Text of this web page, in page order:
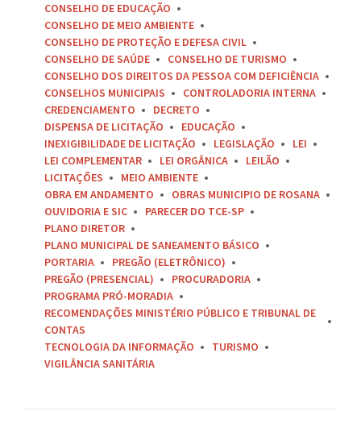
CONSELHO DE EDUCAÇÃO
CONSELHO DE MEIO AMBIENTE
CONSELHO DE PROTEÇÃO E DEFESA CIVIL
CONSELHO DE SAÚDE
CONSELHO DE TURISMO
CONSELHO DOS DIREITOS DA PESSOA COM DEFICIÊNCIA
CONSELHOS MUNICIPAIS
CONTROLADORIA INTERNA
CREDENCIAMENTO
DECRETO
DISPENSA DE LICITAÇÃO
EDUCAÇÃO
INEXIGIBILIDADE DE LICITAÇÃO
LEGISLAÇÃO
LEI
LEI COMPLEMENTAR
LEI ORGÂNICA
LEILÃO
LICITAÇÕES
MEIO AMBIENTE
OBRA EM ANDAMENTO
OBRAS MUNICIPIO DE ROSANA
OUVIDORIA E SIC
PARECER DO TCE-SP
PLANO DIRETOR
PLANO MUNICIPAL DE SANEAMENTO BÁSICO
PORTARIA
PREGÃO (ELETRÔNICO)
PREGÃO (PRESENCIAL)
PROCURADORIA
PROGRAMA PRÓ-MORADIA
RECOMENDAÇÕES MINISTÉRIO PÚBLICO E TRIBUNAL DE
CONTAS
TECNOLOGIA DA INFORMAÇÃO
TURISMO
VIGILÂNCIA SANITÁRIA